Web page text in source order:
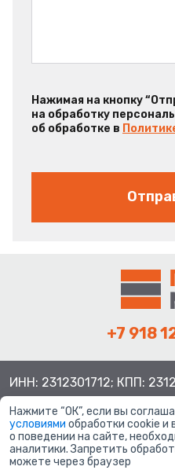
Нажимая на кнопку
на обработку
об обработке в
+7 918
ИНН: 2312301712; КПП:
Краснодар ул.
Нажмите “ОК”, если вы
условиями обработки cookie и
о поведении на сайте,
аналитики. Запретить
можете через браузер